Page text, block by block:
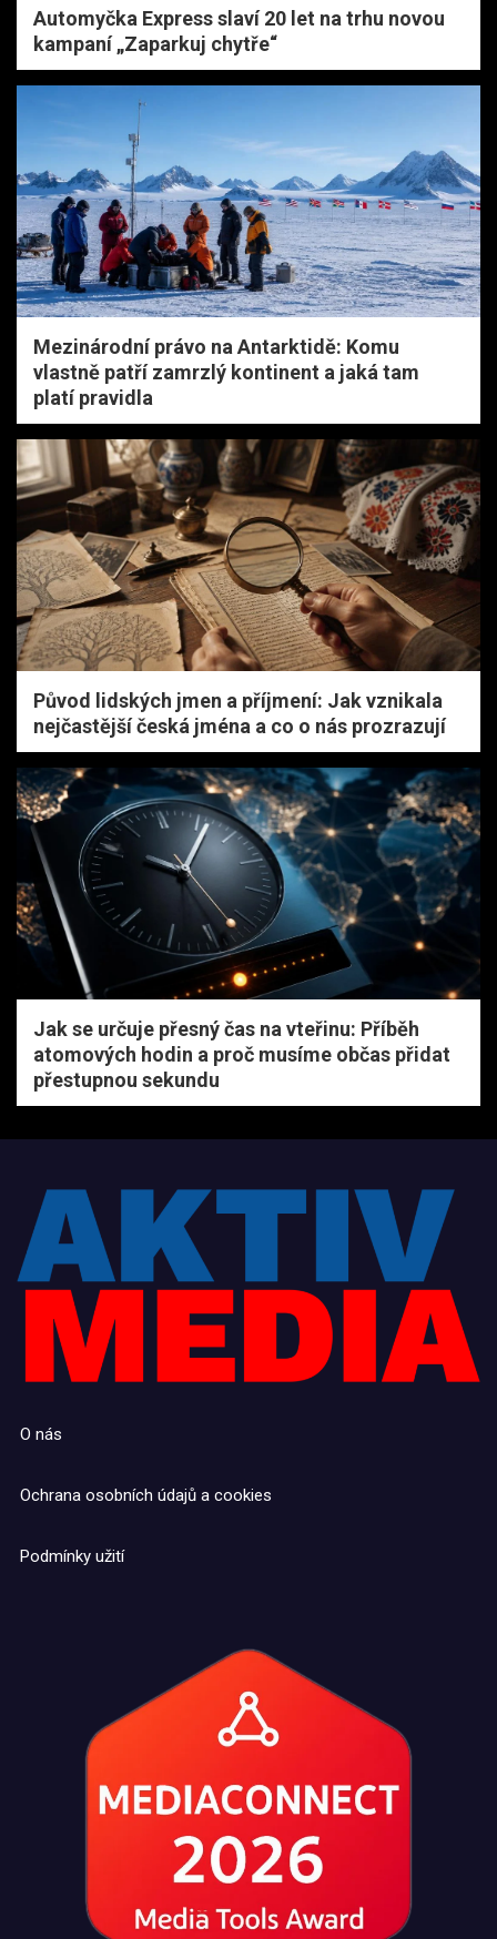
Automyčka Express slaví 20 let na trhu novou
kampaní „Zaparkuj chytře“
Mezinárodní právo na Antarktidě: Komu
vlastně patří zamrzlý kontinent a jaká tam
platí pravidla
Původ lidských jmen a příjmení: Jak vznikala
nejčastější česká jména a co o nás prozrazují
Jak se určuje přesný čas na vteřinu: Příběh
atomových hodin a proč musíme občas přidat
přestupnou sekundu
O nás
Ochrana osobních údajů a cookies
Podmínky užití